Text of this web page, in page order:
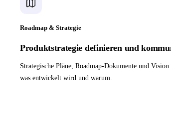
Roadmap & Strategie
Produktstrategie definieren und
Strategische Pläne, Roadmap-Dokumente und
was entwickelt wird und warum.